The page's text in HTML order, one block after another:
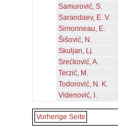
Samurović, S.
Sarandaev, E. V.
Simonneau, E.
Šišović, N.
Skuljan, Lj.
Srećković, A.
Terzić, M.
Todorović, N. K.
Videnović, I.
Vorherige Seite